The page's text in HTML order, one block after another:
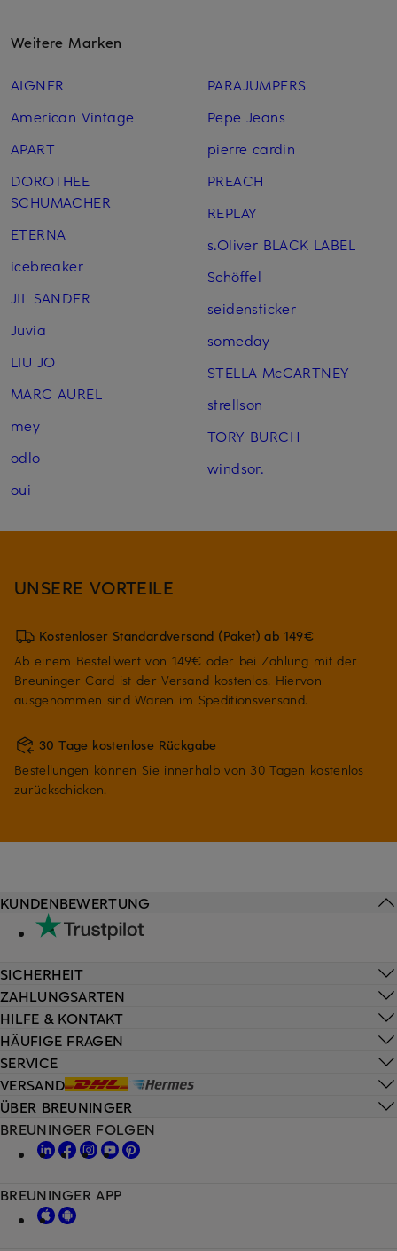
Weitere Marken
AIGNER
American Vintage
APART
DOROTHEE
SCHUMACHER
ETERNA
icebreaker
JIL SANDER
Juvia
LIU JO
MARC AUREL
mey
odlo
oui
PARAJUMPERS
Pepe Jeans
pierre cardin
PREACH
REPLAY
s.Oliver BLACK LABEL
Schöffel
seidensticker
someday
STELLA McCARTNEY
strellson
TORY BURCH
windsor.
UNSERE VORTEILE
Kostenloser Standardversand (Paket) ab 149€
Ab einem Bestellwert von 149€ oder bei Zahlung mit der
Breuninger Card ist der Versand kostenlos. Hiervon
ausgenommen sind Waren im Speditionsversand.
30 Tage kostenlose Rückgabe
Bestellungen können Sie innerhalb von 30 Tagen kostenlos
zurückschicken.
HILFE & KONTAKT
HÄUFIGE FRAGEN
SERVICE
VERSAND
KUNDENBEWERTUNG
SICHERHEIT
ZAHLUNGSARTEN
ÜBER BREUNINGER
BREUNINGER FOLGEN
BREUNINGER APP